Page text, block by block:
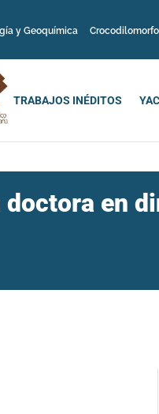
y Geoquímica
TRABAJOS INÉDITOS
en